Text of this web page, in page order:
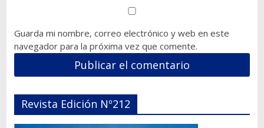
Guarda mi nombre, correo electrónico y web en este
navegador para la próxima vez que comente.
Revista Edición Nº212